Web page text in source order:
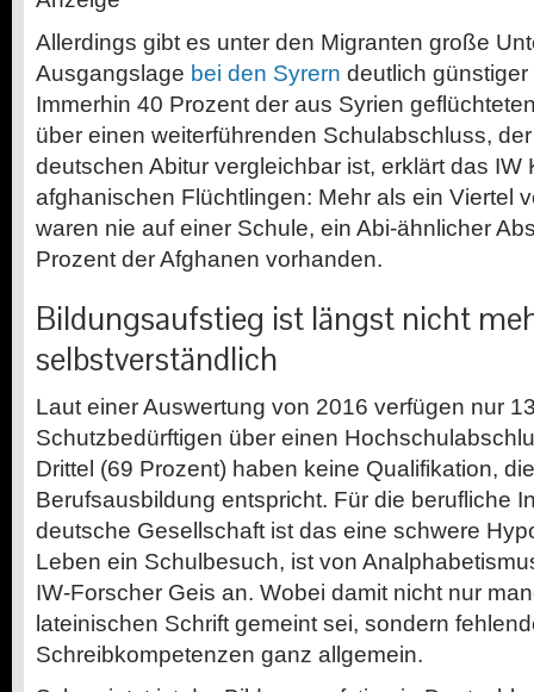
Allerdings gibt es unter den Migranten große
Ausgangslage bei den Syrern deutlich
Immerhin 40 Prozent der aus Syrien
über einen weiterführenden Schulabschluss,
deutschen Abitur vergleichbar ist, erklärt das IW
afghanischen Flüchtlingen: Mehr als ein Viertel
waren nie auf einer Schule, ein Abi-ähnlicher
Prozent der Afghanen vorhanden.
Bildungsaufstieg ist längst nicht
selbstverständlich
Laut einer Auswertung von 2016 verfügen nur
Schutzbedürftigen über einen
Drittel (69 Prozent) haben keine Qualifikation,
Berufsausbildung entspricht. Für die berufliche
deutsche Gesellschaft ist das eine schwere
Leben ein Schulbesuch, ist von
IW-Forscher Geis an. Wobei damit nicht nur
lateinischen Schrift gemeint sei, sondern
Schreibkompetenzen ganz allgemein.